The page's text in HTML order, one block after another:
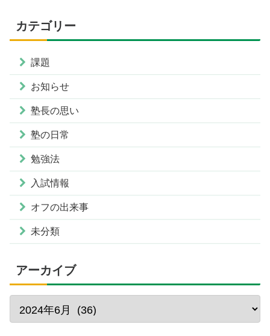
カテゴリー
課題
お知らせ
塾長の思い
塾の日常
勉強法
入試情報
オフの出来事
未分類
アーカイブ